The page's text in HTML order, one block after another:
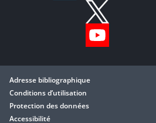
Adresse bibliographique
Conditions d’utilisation
Protection des données
Accessibilité